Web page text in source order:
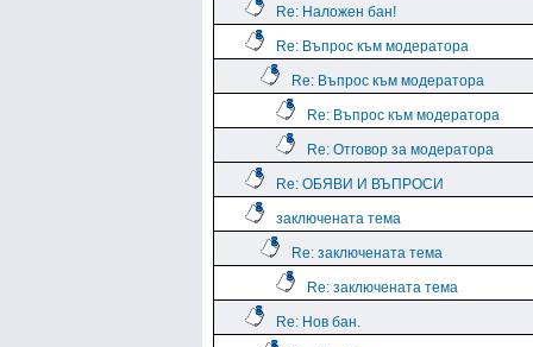
Re: Наложен бан!
Re: Въпрос към модератора
Re: Въпрос към модератора
Re: Въпрос към модератора
Re: Отговор за модератора
Re: ОБЯВИ И ВЪПРОСИ
заключената тема
Re: заключената тема
Re: заключената тема
Re: Нов бан.